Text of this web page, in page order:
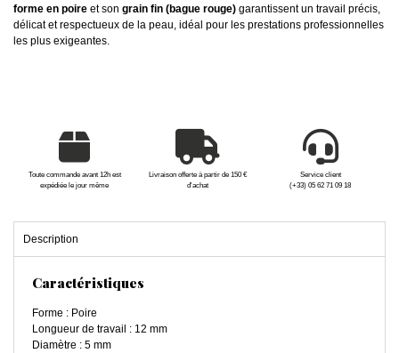
forme en poire et son grain fin (bague rouge) garantissent un travail précis,
délicat et respectueux de la peau, idéal pour les prestations professionnelles
les plus exigeantes.
Toute commande avant 12h est
expédiée le jour même
Livraison offerte à partir de 150 €
d'achat
Service client
(+33) 05 62 71 09 18
Description
Caractéristiques
Forme : Poire
Longueur de travail : 12 mm
Diamètre : 5 mm